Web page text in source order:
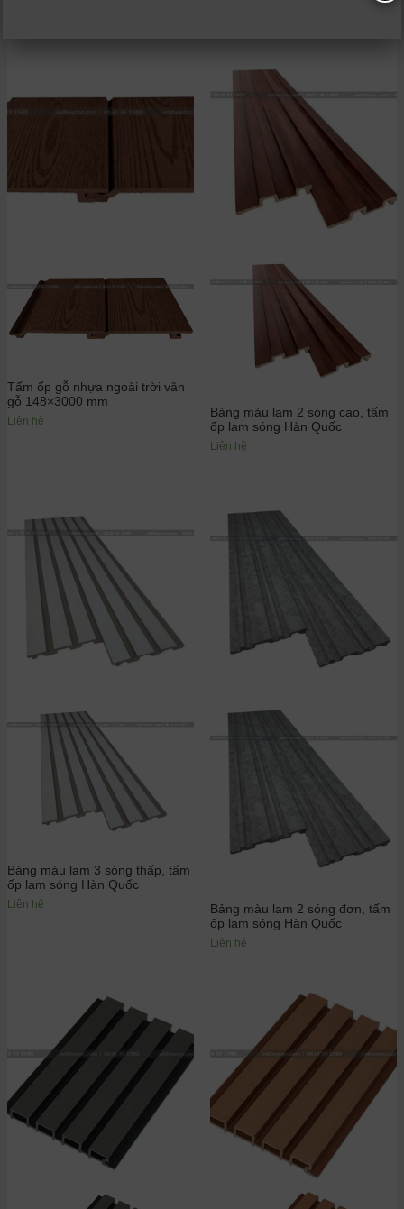
Tấm ốp gỗ nhựa ngoài trời vân
gỗ 148×3000 mm
Liên hệ
Bảng màu lam 2 sóng cao, tấm
ốp lam sóng Hàn Quốc
Liên hệ
Bảng màu lam 3 sóng thấp, tấm
ốp lam sóng Hàn Quốc
Liên hệ
Bảng màu lam 2 sóng đơn, tấm
ốp lam sóng Hàn Quốc
Liên hệ